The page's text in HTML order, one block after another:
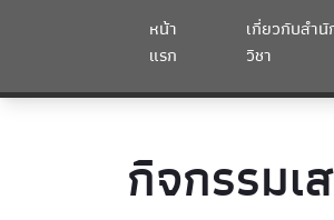
หน้า
แรก
เกี่ยวกับสำนั
วิชา
กิจกรรม